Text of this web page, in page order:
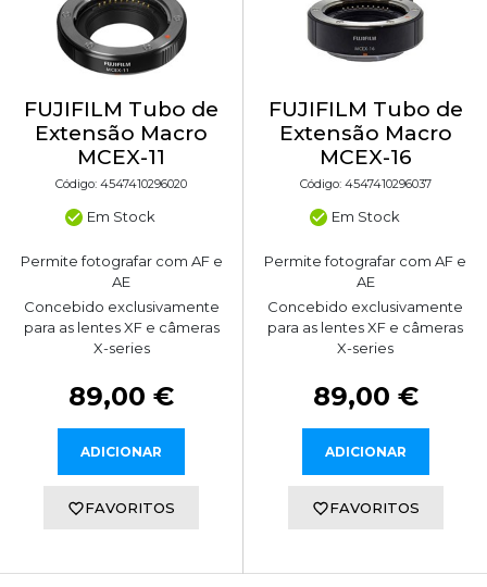
FUJIFILM Tubo de
Extensão Macro
MCEX-11
Código: 4547410296020
Em Stock
Permite fotografar com AF e
AE
Concebido exclusivamente
para as lentes XF e câmeras
X-series
89,00 €
ADICIONAR
FAVORITOS
FUJIFILM Tubo de
Extensão Macro
MCEX-16
Código: 4547410296037
Em Stock
Permite fotografar com AF e
AE
Concebido exclusivamente
para as lentes XF e câmeras
X-series
89,00 €
ADICIONAR
FAVORITOS